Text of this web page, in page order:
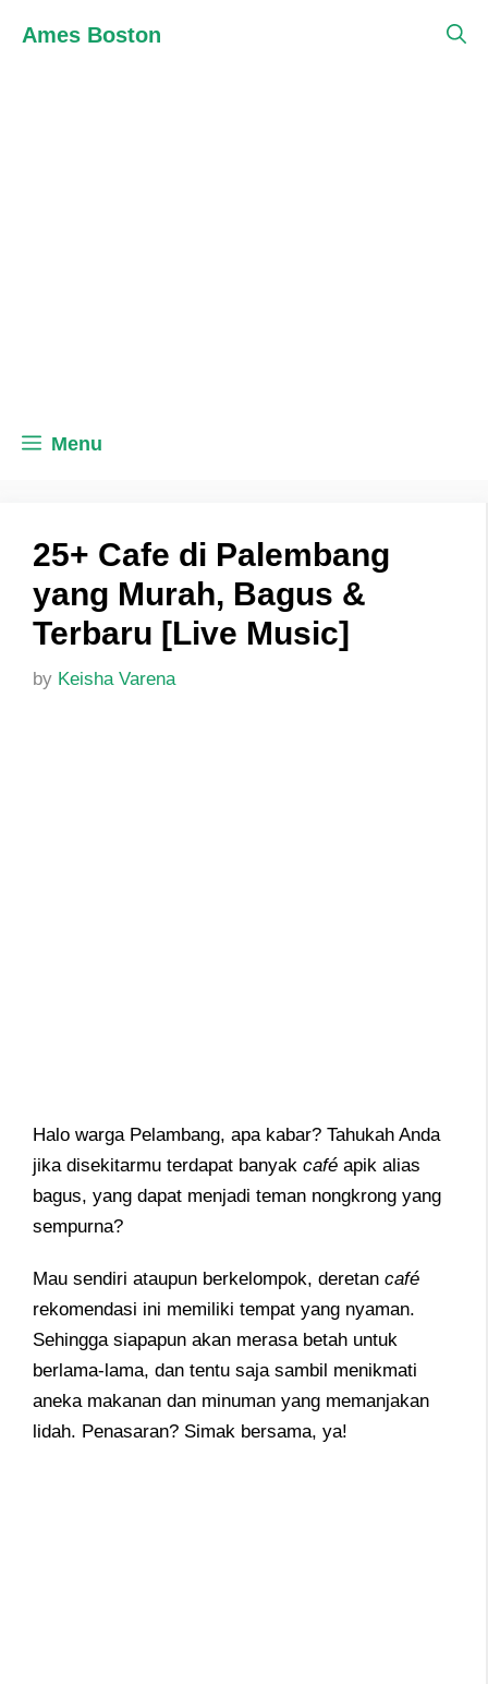
Ames Boston
Menu
25+ Cafe di Palembang
yang Murah, Bagus &
Terbaru [Live Music]
by Keisha Varena
Halo warga Pelambang, apa kabar? Tahukah Anda
jika disekitarmu terdapat banyak café apik alias
bagus, yang dapat menjadi teman nongkrong yang
sempurna?
Mau sendiri ataupun berkelompok, deretan café
rekomendasi ini memiliki tempat yang nyaman.
Sehingga siapapun akan merasa betah untuk
berlama-lama, dan tentu saja sambil menikmati
aneka makanan dan minuman yang memanjakan
lidah. Penasaran? Simak bersama, ya!